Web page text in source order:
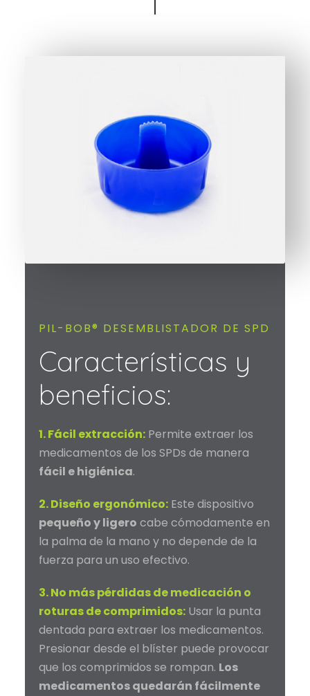
PIL-BOB® DESEMBLISTADOR DE SPD
Características y
beneficios:
1. Fácil extracción:Permite extraer los
medicamentos de los SPDs de manera
fácil e higiénica.
2. Diseño ergonómico: Este dispositivo
pequeño y ligero cabe cómodamente en
la palma de la mano y no depende de la
fuerza para un uso efectivo.
3. No más pérdidas de medicación o
roturas de comprimidos: Usar la punta
dentada para extraer los medicamentos.
Presionar desde el blíster puede provocar
que los comprimidos se rompan. Los
medicamentos quedarán fácilmente